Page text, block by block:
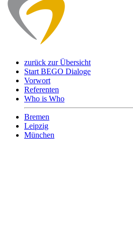
zurück zur Übersicht
Start BEGO Dialoge
Vorwort
Referenten
Who is Who
Bremen
Leipzig
München